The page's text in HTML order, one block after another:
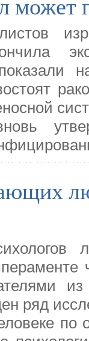
ряд
по